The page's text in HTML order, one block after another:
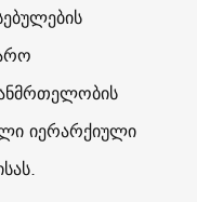
იერარქიული